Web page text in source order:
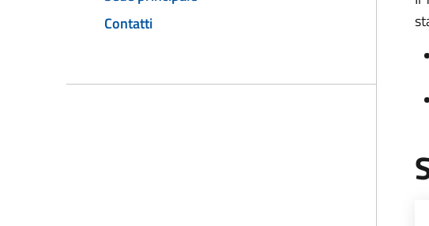
Contatti